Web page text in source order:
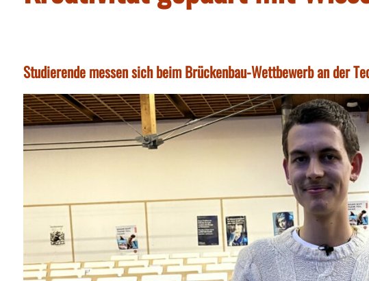
Studierende messen sich beim Brückenbau-Wettbewerb an der